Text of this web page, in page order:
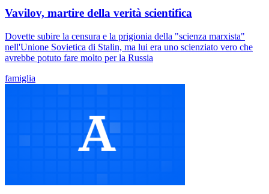
Vavilov, martire della verità scientifica
Dovette subire la censura e la prigionia della "scienza marxista"
nell'Unione Sovietica di Stalin, ma lui era uno scienziato vero che
avrebbe potuto fare molto per la Russia
famiglia